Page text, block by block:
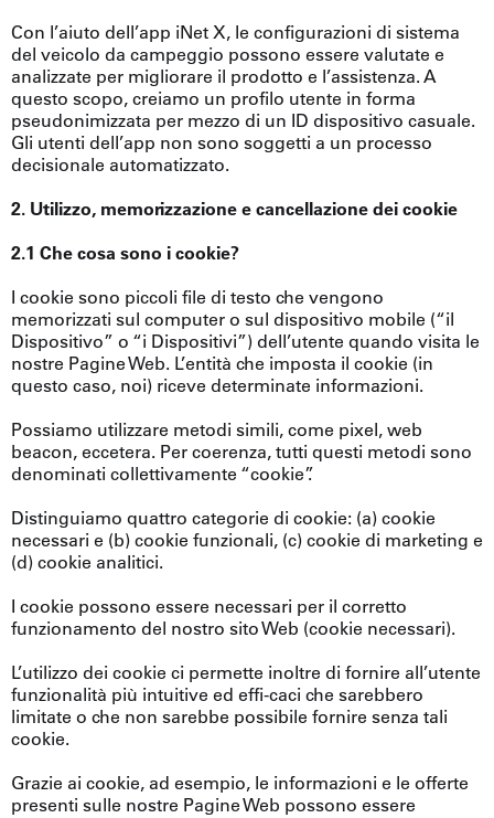
Con l’aiuto dell’app iNet X, le configurazioni di sistema
del veicolo da campeggio possono essere valutate e
analizzate per migliorare il prodotto e l’assistenza. A
questo scopo, creiamo un profilo utente in forma
pseudonimizzata per mezzo di un ID dispositivo casuale.
Gli utenti dell’app non sono soggetti a un processo
decisionale automatizzato.
2. Utilizzo, memorizzazione e cancellazione dei cookie
2.1 Che cosa sono i cookie?
I cookie sono piccoli file di testo che vengono
memorizzati sul computer o sul dispositivo mobile (“il
Dispositivo” o “i Dispositivi”) dell’utente quando visita le
nostre Pagine Web. L’entità che imposta il cookie (in
questo caso, noi) riceve determinate informazioni.
Possiamo utilizzare metodi simili, come pixel, web
beacon, eccetera. Per coerenza, tutti questi metodi sono
denominati collettivamente “cookie”.
Distinguiamo quattro categorie di cookie: (a) cookie
necessari e (b) cookie funzionali, (c) cookie di marketing e
(d) cookie analitici.
I cookie possono essere necessari per il corretto
funzionamento del nostro sito Web (cookie necessari).
L’utilizzo dei cookie ci permette inoltre di fornire all’utente
funzionalità più intuitive ed effi-caci che sarebbero
limitate o che non sarebbe possibile fornire senza tali
cookie.
Grazie ai cookie, ad esempio, le informazioni e le offerte
presenti sulle nostre Pagine Web possono essere